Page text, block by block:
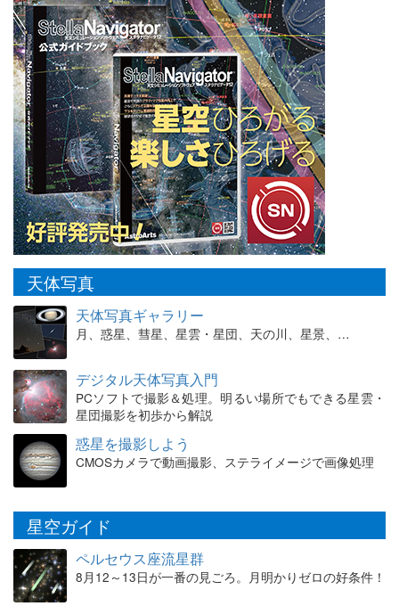
天体写真
天体写真ギャラリー
月、惑星、彗星、星雲・星団、天の川、星景、…
デジタル天体写真入門
PCソフトで撮影＆処理。明るい場所でもできる星雲・
星団撮影を初歩から解説
惑星を撮影しよう
CMOSカメラで動画撮影、ステライメージで画像処理
星空ガイド
ペルセウス座流星群
8月12～13日が一番の見ごろ。月明かりゼロの好条件！